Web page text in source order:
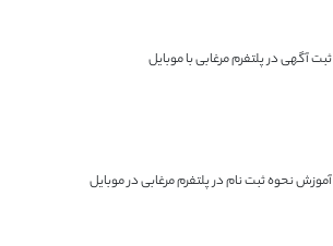
ثبت آگهی در پلتفرم مرغابی با موبایل
آموزش نحوه ثبت نام در پلتفرم مرغابی در موبایل